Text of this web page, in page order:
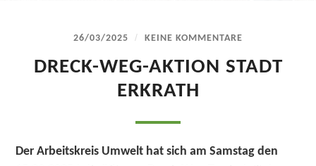
26/03/2025 / KEINE KOMMENTARE
DRECK-WEG-AKTION STADT
ERKRATH
Der Arbeitskreis Umwelt hat sich am Samstag den